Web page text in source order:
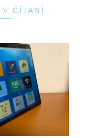
V ČÍTANÍ